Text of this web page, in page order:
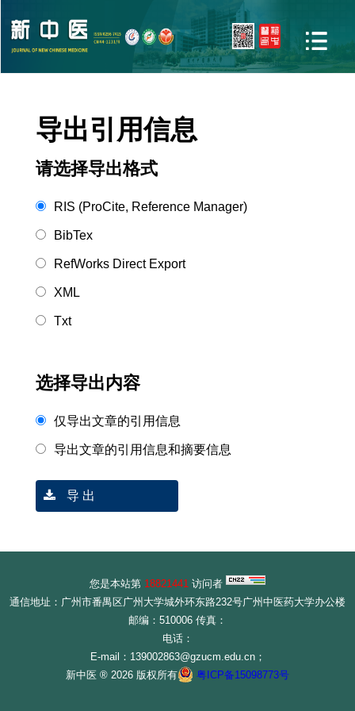
导出引用信息
请选择导出格式
RIS (ProCite, Reference Manager)
BibTex
RefWorks Direct Export
XML
Txt
选择导出内容
仅导出文章的引用信息
导出文章的引用信息和摘要信息
导 出
您是本站第 18821441 访问者
通信地址：广州市番禺区广州大学城外环东路232号广州中医药大学办公楼
邮编：510006 传真：
电话：
E-mail：139002863@gzucm.edu.cn；
新中医 ® 2026 版权所有
粤ICP备15098773号